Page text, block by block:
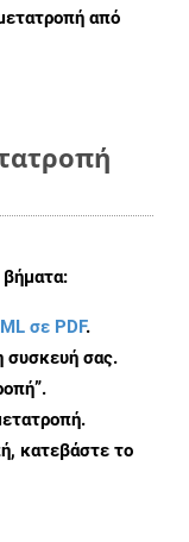
από
σε PDF.
συσκευή σας.
.
κατεβάστε το